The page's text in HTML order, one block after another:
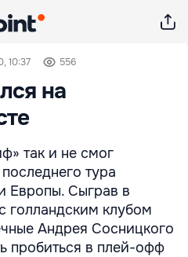
10:37 556
на
так и не смог
тура
Европы. Сыграв в
голландским клубом
Андрея Сосницкого
пробиться в плей-офф